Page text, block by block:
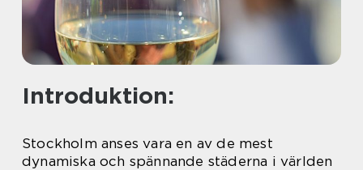
Introduktion:
Stockholm anses vara en av de mest
dynamiska och spännande städerna i världen